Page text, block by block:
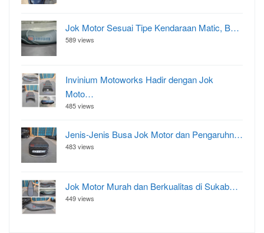
Jok Motor Sesuai Tipe Kendaraan Matic, B…
589 views
Invinium Motoworks Hadir dengan Jok
Moto…
485 views
Jenis-Jenis Busa Jok Motor dan Pengaruhn…
483 views
Jok Motor Murah dan Berkualitas di Sukab…
449 views